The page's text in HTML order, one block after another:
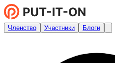
Членство Участники Блоги